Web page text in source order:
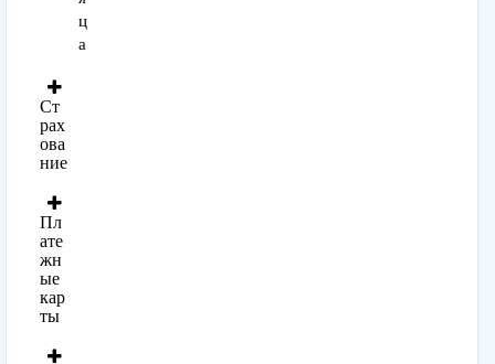
ц
а
Ст
рах
ова
ние
Пл
ате
жн
ые
кар
ты